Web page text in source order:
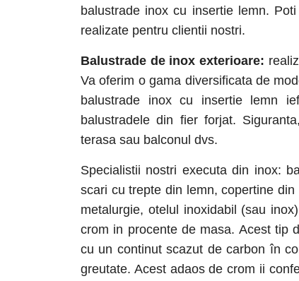
balustrade inox cu insertie lemn.
realizate pentru clientii nostri.
Balustrade de inox exterioare:
Va oferim o gama diversificata de
balustrade inox cu insertie lemn
balustradele din fier forjat.
terasa sau balconul dvs.
Specialistii nostri executa din inox:
scari cu trepte din lemn, copertine
metalurgie, otelul inoxidabil (sau
crom in procente de masa. Acest tip
cu un continut scazut de carbon în
greutate. Acest adaos de crom ii